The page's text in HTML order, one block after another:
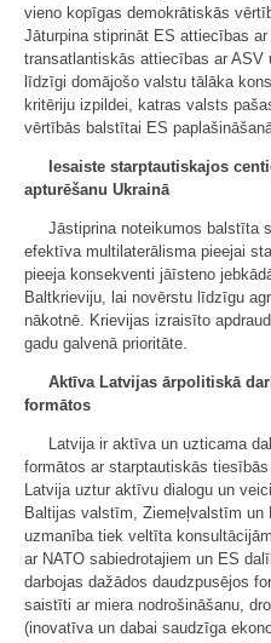
vieno kopīgas demokrātiskās
Jāturpina stiprināt ES attiecības
transatlantiskās attiecības ar ASV
līdzīgi domājošo valstu tālāka
kritēriju izpildei, katras valsts
vērtībās balstītai ES
Iesaiste starptautiskajos
apturēšanu Ukrainā
Jāstiprina noteikumos balstīta
efektīva multilaterālisma pieejai
pieeja konsekventi jāīsteno
Baltkrieviju, lai novērstu līdzīgu
nākotnē. Krievijas izraisīto
gadu galvenā prioritāte.
Aktīva Latvijas ārpolitiskā
formātos
Latvija ir aktīva un uzticama
formātos ar starptautiskās
Latvija uztur aktīvu dialogu un
Baltijas valstīm, Ziemeļvalstīm
uzmanība tiek veltīta
ar NATO sabiedrotajiem un ES
darbojas dažādos daudzpusējos
saistīti ar miera nodrošināšanu,
(inovatīva un dabai saudzīga